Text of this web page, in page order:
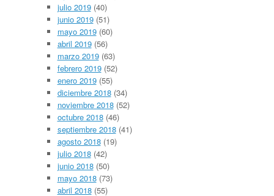
julio 2019(40)
junio 2019(51)
mayo 2019(60)
abril 2019(56)
marzo 2019(63)
febrero 2019(52)
enero 2019(55)
diciembre 2018(34)
noviembre 2018(52)
octubre 2018(46)
septiembre 2018(41)
agosto 2018(19)
julio 2018(42)
junio 2018(50)
mayo 2018(73)
abril 2018(55)